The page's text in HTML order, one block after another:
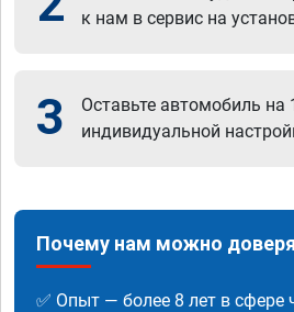
к нам в сервис на
3
Оставьте автомобиль на
индивидуальной
Почему нам можно
✅ Опыт — более 8 лет в сфере